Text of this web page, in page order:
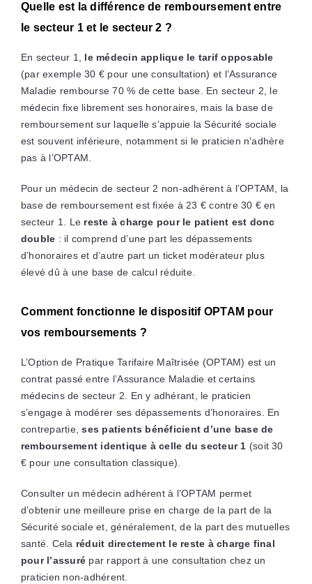
Quelle est la différence de remboursement entre
le secteur 1 et le secteur 2 ?
En secteur 1, le médecin applique le tarif opposable
(par exemple 30 € pour une consultation) et l’Assurance
Maladie rembourse 70 % de cette base. En secteur 2, le
médecin fixe librement ses honoraires, mais la base de
remboursement sur laquelle s’appuie la Sécurité sociale
est souvent inférieure, notamment si le praticien n’adhère
pas à l’OPTAM.
Pour un médecin de secteur 2 non-adhérent à l’OPTAM, la
base de remboursement est fixée à 23 € contre 30 € en
secteur 1. Le reste à charge pour le patient est donc
double : il comprend d’une part les dépassements
d’honoraires et d’autre part un ticket modérateur plus
élevé dû à une base de calcul réduite.
Comment fonctionne le dispositif OPTAM pour
vos remboursements ?
L’Option de Pratique Tarifaire Maîtrisée (OPTAM) est un
contrat passé entre l’Assurance Maladie et certains
médecins de secteur 2. En y adhérant, le praticien
s’engage à modérer ses dépassements d’honoraires. En
contrepartie,ses patients bénéficient d’une base de
remboursement identique à celle du secteur 1 (soit 30
€ pour une consultation classique).
Consulter un médecin adhérent à l’OPTAM permet
d’obtenir une meilleure prise en charge de la part de la
Sécurité sociale et, généralement, de la part des mutuelles
santé. Cela réduit directement le reste à charge final
pour l’assuré par rapport à une consultation chez un
praticien non-adhérent.